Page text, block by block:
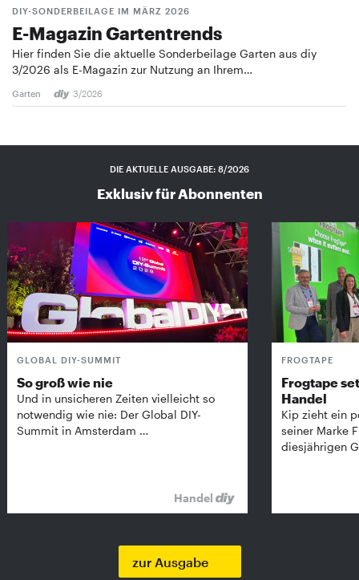
DIY-SONDERBEILAGE IM MÄRZ 2026
E-Magazin Gartentrends
Hier finden Sie die aktuelle Sonderbeilage Garten aus diy
3/2026 als E-Magazin zur Nutzung an Ihrem…
Garten 3/2026
DIE AKTUELLE AUSGABE: 8/2026
Exklusiv für Abonnenten
GLOBAL DIY-SUMMIT
So groß wie nie
Und in unsicheren Zeiten vielleicht so
notwendig wie nie: Der Global DIY-
Summit in Amsterdam …
Handel
FROGTAPE
Frogtape
Handel
Kip zieht ein
seiner Marke
diesjährigen
zur Ausgabe